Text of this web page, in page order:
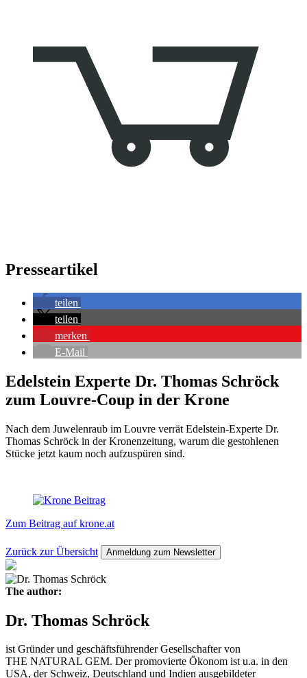
Presseartikel
teilen
teilen
merken
E-Mail
Edelstein Experte Dr. Thomas Schröck
zum Louvre-Coup in der Krone
Nach dem Juwelenraub im Louvre verrät Edelstein-Experte Dr.
Thomas Schröck in der Kronenzeitung, warum die gestohlenen
Stücke jetzt kaum noch aufzuspüren sind.
Zum Beitrag auf krone.at
Zurück zur Übersicht Anmeldung zum Newsletter
The author:
Dr. Thomas Schröck
ist Gründer und geschäftsführender Gesellschafter von
THE NATURAL GEM. Der promovierte Ökonom ist u.a. in den
USA, der Schweiz, Deutschland und Indien ausgebildeter